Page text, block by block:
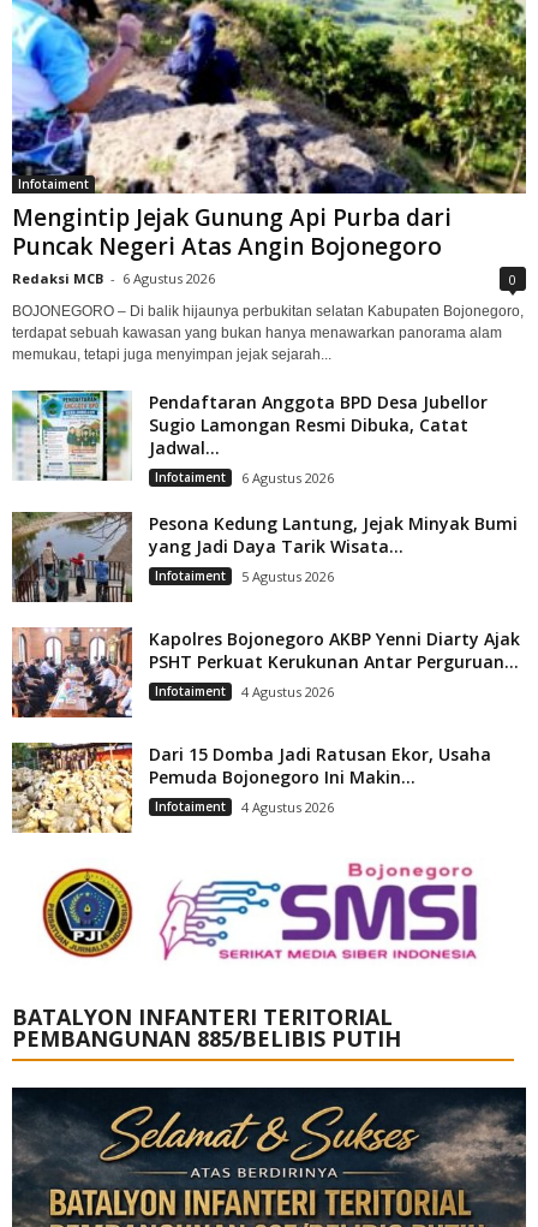
Infotaiment
Mengintip Jejak Gunung Api Purba dari
Puncak Negeri Atas Angin Bojonegoro
Redaksi MCB - 6 Agustus 2026 0
BOJONEGORO – Di balik hijaunya perbukitan selatan Kabupaten Bojonegoro,
terdapat sebuah kawasan yang bukan hanya menawarkan panorama alam
memukau, tetapi juga menyimpan jejak sejarah...
Pendaftaran Anggota BPD Desa Jubellor
Sugio Lamongan Resmi Dibuka, Catat
Jadwal...
Infotaiment 6 Agustus 2026
Pesona Kedung Lantung, Jejak Minyak Bumi
yang Jadi Daya Tarik Wisata...
Infotaiment 5 Agustus 2026
Kapolres Bojonegoro AKBP Yenni Diarty Ajak
PSHT Perkuat Kerukunan Antar Perguruan...
Infotaiment 4 Agustus 2026
Dari 15 Domba Jadi Ratusan Ekor, Usaha
Pemuda Bojonegoro Ini Makin...
Infotaiment 4 Agustus 2026
BATALYON INFANTERI TERITORIAL
PEMBANGUNAN 885/BELIBIS PUTIH